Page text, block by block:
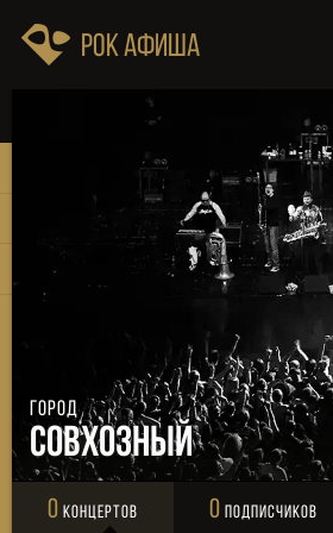
Рок Афиша
Город
Совхозный
0 Концертов 0 Подписчиков